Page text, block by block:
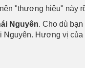
"thương hiệu" này
Nguyên. Cho dù
Hương vị